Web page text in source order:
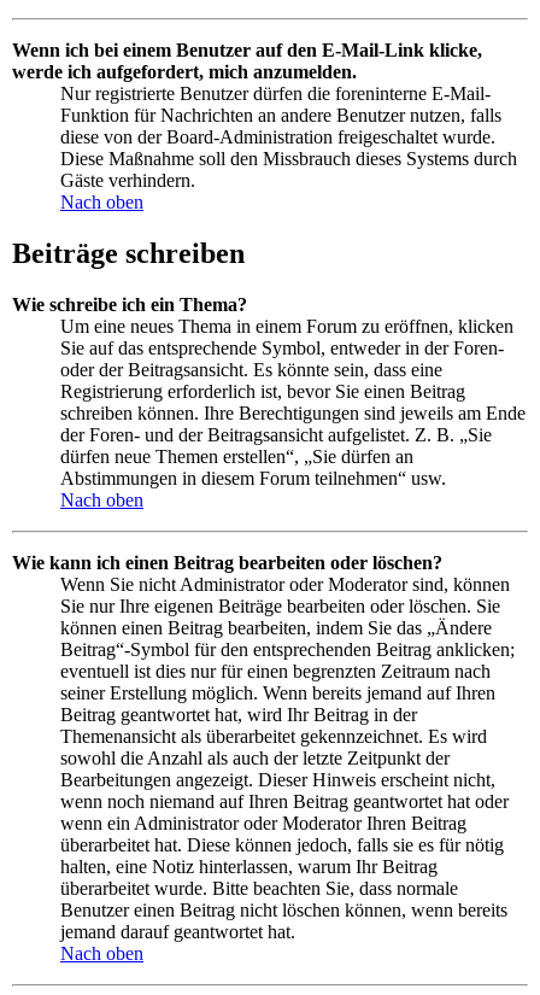
Wenn ich bei einem Benutzer auf den E-Mail-Link klicke,
werde ich aufgefordert, mich anzumelden.
Nur registrierte Benutzer dürfen die foreninterne E-Mail-
Funktion für Nachrichten an andere Benutzer nutzen, falls
diese von der Board-Administration freigeschaltet wurde.
Diese Maßnahme soll den Missbrauch dieses Systems durch
Gäste verhindern.
Nach oben
Beiträge schreiben
Wie schreibe ich ein Thema?
Um eine neues Thema in einem Forum zu eröffnen, klicken
Sie auf das entsprechende Symbol, entweder in der Foren-
oder der Beitragsansicht. Es könnte sein, dass eine
Registrierung erforderlich ist, bevor Sie einen Beitrag
schreiben können. Ihre Berechtigungen sind jeweils am Ende
der Foren- und der Beitragsansicht aufgelistet. Z. B. „Sie
dürfen neue Themen erstellen“, „Sie dürfen an
Abstimmungen in diesem Forum teilnehmen“ usw.
Nach oben
Wie kann ich einen Beitrag bearbeiten oder löschen?
Wenn Sie nicht Administrator oder Moderator sind, können
Sie nur Ihre eigenen Beiträge bearbeiten oder löschen. Sie
können einen Beitrag bearbeiten, indem Sie das „Ändere
Beitrag“-Symbol für den entsprechenden Beitrag anklicken;
eventuell ist dies nur für einen begrenzten Zeitraum nach
seiner Erstellung möglich. Wenn bereits jemand auf Ihren
Beitrag geantwortet hat, wird Ihr Beitrag in der
Themenansicht als überarbeitet gekennzeichnet. Es wird
sowohl die Anzahl als auch der letzte Zeitpunkt der
Bearbeitungen angezeigt. Dieser Hinweis erscheint nicht,
wenn noch niemand auf Ihren Beitrag geantwortet hat oder
wenn ein Administrator oder Moderator Ihren Beitrag
überarbeitet hat. Diese können jedoch, falls sie es für nötig
halten, eine Notiz hinterlassen, warum Ihr Beitrag
überarbeitet wurde. Bitte beachten Sie, dass normale
Benutzer einen Beitrag nicht löschen können, wenn bereits
jemand darauf geantwortet hat.
Nach oben